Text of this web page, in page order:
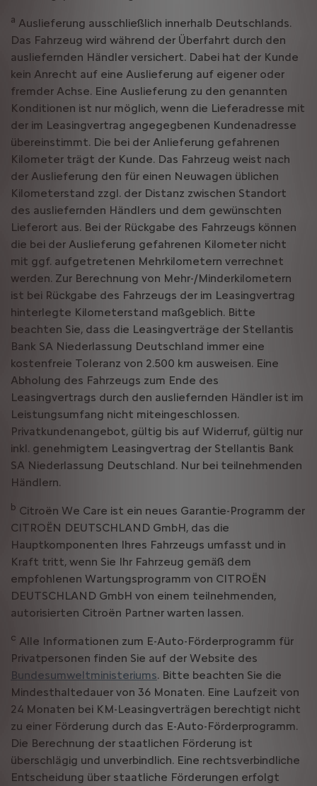
a Auslieferung ausschließlich innerhalb Deutschlands.
Das Fahrzeug wird während der Überfahrt durch den
ausliefernden Händler versichert. Dabei hat der Kunde
kein Anrecht auf eine Auslieferung auf eigener oder
fremder Achse. Eine Auslieferung zu den genannten
Konditionen ist nur möglich, wenn die Lieferadresse mit
der im Leasingvertrag angegegbenen Kundenadresse
übereinstimmt. Die bei der Anlieferung gefahrenen
Kilometer trägt der Kunde. Das Fahrzeug weist nach
der Auslieferung den für einen Neuwagen üblichen
Kilometerstand zzgl. der Distanz zwischen Standort
des ausliefernden Händlers und dem gewünschten
Lieferort aus. Bei der Rückgabe des Fahrzeugs können
die bei der Auslieferung gefahrenen Kilometer nicht
mit ggf. aufgetretenen Mehrkilometern verrechnet
werden. Zur Berechnung von Mehr-/Minderkilometern
ist bei Rückgabe des Fahrzeugs der im Leasingvertrag
hinterlegte Kilometerstand maßgeblich. Bitte
beachten Sie, dass die Leasingverträge der Stellantis
Bank SA Niederlassung Deutschland immer eine
kostenfreie Toleranz von 2.500 km ausweisen. Eine
Abholung des Fahrzeugs zum Ende des
Leasingvertrags durch den ausliefernden Händler ist im
Leistungsumfang nicht miteingeschlossen.
Privatkundenangebot, gültig bis auf Widerruf, gültig nur
inkl. genehmigtem Leasingvertrag der Stellantis Bank
SA Niederlassung Deutschland. Nur bei teilnehmenden
Händlern.
b Citroën We Care ist ein neues Garantie-Programm der
CITROËN DEUTSCHLAND GmbH, das die
Hauptkomponenten Ihres Fahrzeugs umfasst und in
Kraft tritt, wenn Sie Ihr Fahrzeug gemäß dem
empfohlenen Wartungsprogramm von CITROËN
DEUTSCHLAND GmbH von einem teilnehmenden,
autorisierten Citroën Partner warten lassen.
c Alle Informationen zum E-Auto-Förderprogramm für
Privatpersonen finden Sie auf der Website des
Bundesumweltministeriums. Bitte beachten Sie die
Mindesthaltedauer von 36 Monaten. Eine Laufzeit von
24 Monaten bei KM-Leasingverträgen berechtigt nicht
zu einer Förderung durch das E-Auto-Förderprogramm.
Die Berechnung der staatlichen Förderung ist
überschlägig und unverbindlich. Eine rechtsverbindliche
Entscheidung über staatliche Förderungen erfolgt